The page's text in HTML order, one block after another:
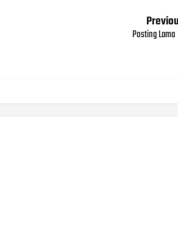
Posting Lama